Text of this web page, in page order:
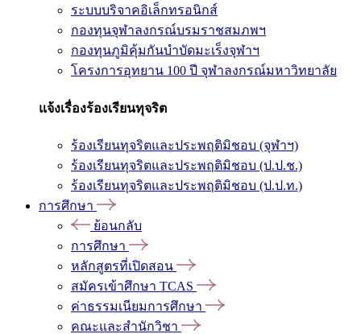
ระบบบริจาคอิเล็กทรอนิกส์
กองทุนจุฬาลงกรณ์บรมราชสมภพฯ
กองทุนภูมิคุ้มกันบำบัดมะเร็งจุฬาฯ
โครงการอุทยาน 100 ปี จุฬาลงกรณ์มหาวิทยาลัย
แจ้งเรื่องร้องเรียนทุจริต
ร้องเรียนทุจริตและประพฤติมิชอบ (จุฬาฯ)
ร้องเรียนทุจริตและประพฤติมิชอบ (ป.ป.ช.)
ร้องเรียนทุจริตและประพฤติมิชอบ (ป.ป.ท.)
การศึกษา
ย้อนกลับ
การศึกษา
หลักสูตรที่เปิดสอน
สมัครเข้าศึกษา TCAS
ค่าธรรมเนียมการศึกษา
คณะและสำนักวิชา